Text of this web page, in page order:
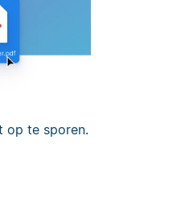
op te sporen.